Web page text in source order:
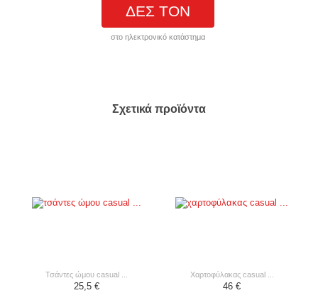
ΔΕΣ ΤΟΝ
στο ηλεκτρονικό κατάστημα
Σχετικά προϊόντα
τσάντες ώμου casual ...
25,5 €
χαρτοφύλακας casual ...
46 €